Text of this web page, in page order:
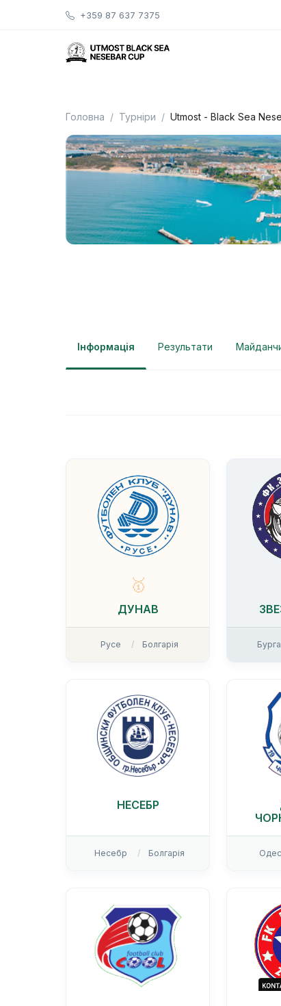
+359 87 637 7375
Головна Турніри Utmost - Black Sea
Інформація Результати
🥇
ДУНАВ
Русе Болгарія
НЕСЕБР
Несебр Болгарія